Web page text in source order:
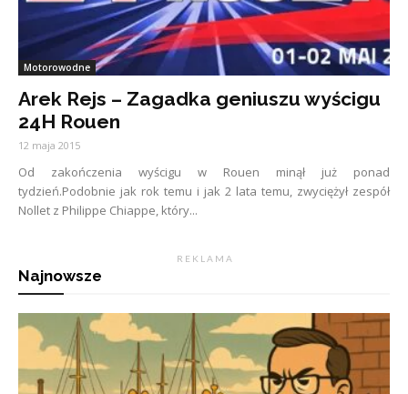
Motorowodne
Arek Rejs – Zagadka geniuszu wyścigu
24H Rouen
12 maja 2015
Od zakończenia wyścigu w Rouen minął już ponad
tydzień.Podobnie jak rok temu i jak 2 lata temu, zwyciężył zespół
Nollet z Philippe Chiappe, który...
R E K L A M A
Najnowsze